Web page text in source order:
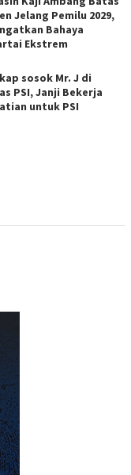
Jelang Pemilu 2029,
Bahaya
Ekstrem
sosok Mr. J di
PSI, Janji Bekerja
untuk PSI